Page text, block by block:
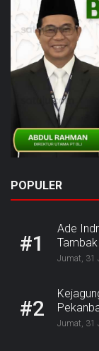
POPULER
#1
Ade
Jumat, 31
#2
Jumat, 31